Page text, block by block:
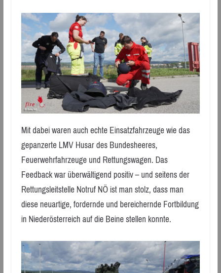
Mit dabei waren auch echte Einsatzfahrzeuge wie das
gepanzerte LMV Husar des Bundesheeres,
Feuerwehrfahrzeuge und Rettungswagen. Das
Feedback war überwältigend positiv – und seitens der
Rettungsleitstelle Notruf NÖ ist man stolz, dass man
diese neuartige, fordernde und bereichernde Fortbildung
in Niederösterreich auf die Beine stellen konnte.